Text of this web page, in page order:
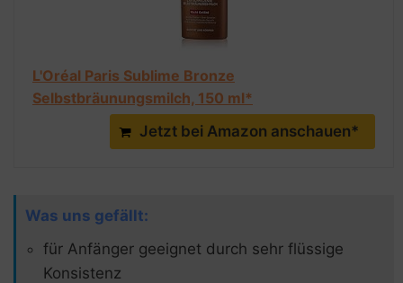
L'Oréal Paris Sublime Bronze
Selbstbräunungsmilch, 150 ml*
Jetzt bei Amazon anschauen*
Was uns gefällt:
für Anfänger geeignet durch sehr flüssige
Konsistenz